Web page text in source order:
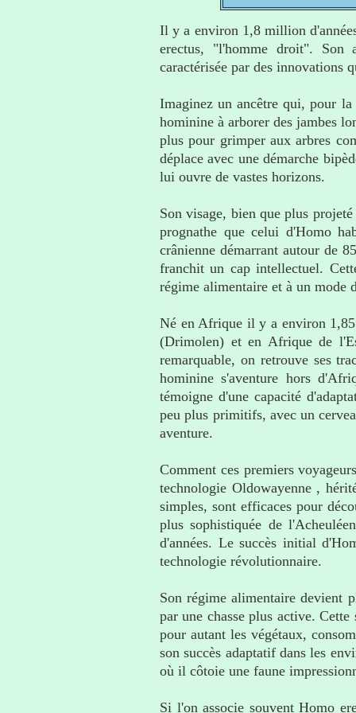
Il y a environ 1,8 million
erectus, "l'homme droit". Son
caractérisée par des innovations
Imaginez un ancêtre qui, pour la
hominine à arborer des jambes
plus pour grimper aux arbres
déplace avec une démarche
lui ouvre de vastes horizons.
Son visage, bien que plus
prognathe que celui d'Homo
crânienne démarrant autour de
franchit un cap intellectuel.
régime alimentaire et à un mode
Né en Afrique il y a environ 1,85
(Drimolen) et en Afrique de
remarquable, on retrouve ses
hominine s'aventure hors
témoigne d'une capacité
peu plus primitifs, avec un
aventure.
Comment ces premiers
technologie Oldowayenne ,
simples, sont efficaces pour
plus sophistiquée de
d'années. Le succès initial
technologie révolutionnaire.
Son régime alimentaire devient
par une chasse plus active.
pour autant les végétaux,
son succès adaptatif dans les
où il côtoie une faune
Si l'on associe souvent Homo